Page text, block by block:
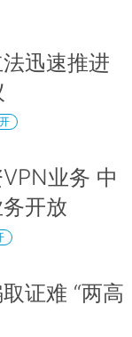
迅速推进
业务 中
开放
证难 “两高